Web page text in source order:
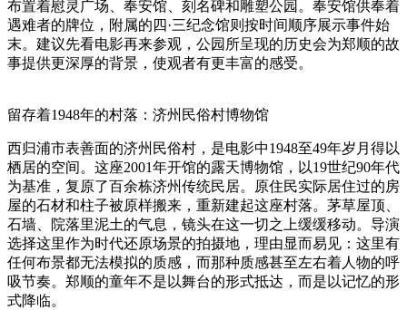
布置着慰灵广场、奉安馆、刻名碑和雕塑公园。奉安馆供奉着
遇难者的牌位，附属的四·三纪念馆则按时间顺序展示事件始
末。建议先看电影再来参观，公园所呈现的历史会为郑顺的故
事提供更深厚的背景，使观者有更丰富的感受。
留存着1948年的村落：济州民俗村博物馆
西归浦市表善面的济州民俗村，是电影中1948至49年岁月得以
栖居的空间。这座2001年开馆的露天博物馆，以19世纪90年代
为基准，复原了百余栋济州传统民居。原住民实际居住过的房
屋的石材和柱子被原样搬来，重新建起这座村落。茅草屋顶、
石墙、院落里泥土的气息，镜头在这一切之上缓缓移动。导演
选择这里作为时代还原场景的拍摄地，理由显而易见：这里有
任何布景都无法模拟的质感，而那种质感甚至左右着人物的呼
吸节奏。郑顺的童年不是以舞台的形式抵达，而是以记忆的形
式降临。